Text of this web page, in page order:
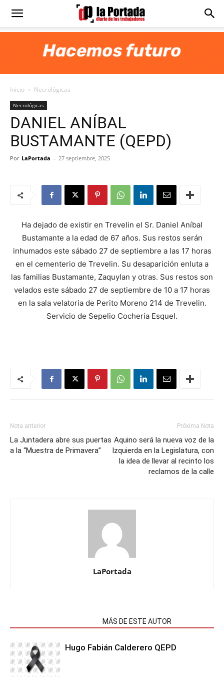
Diario
Portada
Inicio Necrológicas
Necrológicas
DANIEL ANÍBAL
BUSTAMANTE (QEPD)
Por LaPortada - 27 septiembre, 2025
Ha dejado de existir en Trevelin el Sr. Daniel Aníbal
Bustamante a la edad de 67 años. Sus restos serán
inhumados este sábado 27 de septiembre a las 17 horas
en el cementerio de Trevelin. Su desaparición enluta a
las familias Bustamante, Zaquylan y otras. Sus restos son
velados este sábado 27 de septiembre de 10 a 17 horas
en la sala velatoria de Perito Moreno 214 de Trevelin.
Servicio de Sepelio Cochería Esquel.
Nota anterior
La Juntadera abre sus puertas
a la “Muestra de Primavera”
Próxima Nota
Aquino será la nueva voz de la
Izquierda en la Legislatura, con
la idea de llevar al recinto los
reclamos de la calle
LaPortada
MÁS DE ESTE AUTOR
Hugo Fabián Calderero QEPD